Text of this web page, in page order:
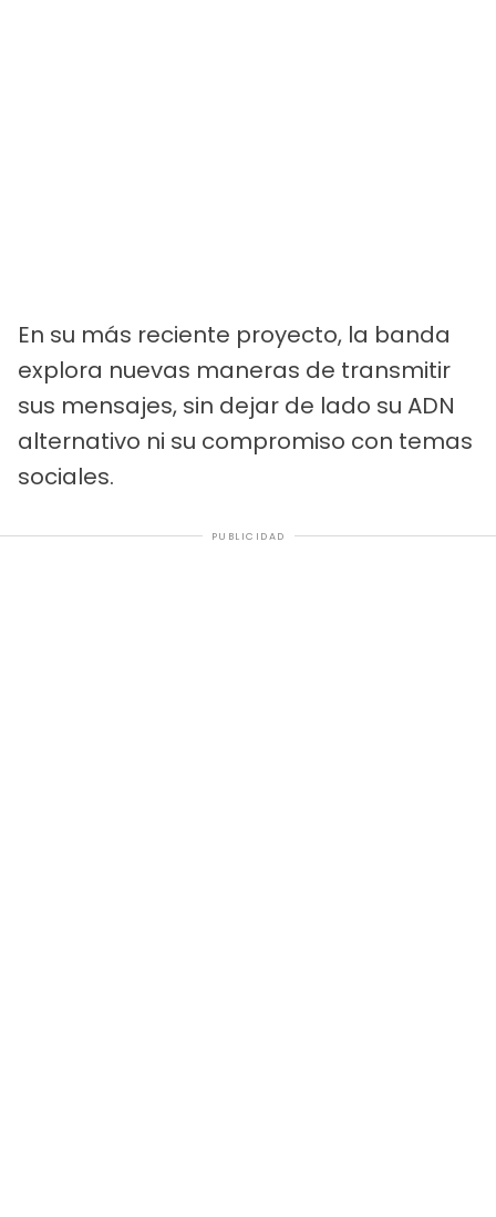
En su más reciente proyecto, la banda
explora nuevas maneras de transmitir
sus mensajes, sin dejar de lado su ADN
alternativo ni su compromiso con temas
sociales.
PUBLICIDAD